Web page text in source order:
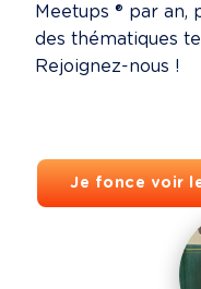
Meetups ® par an,
des thématiques
Rejoignez-nous !
Je fonce voir